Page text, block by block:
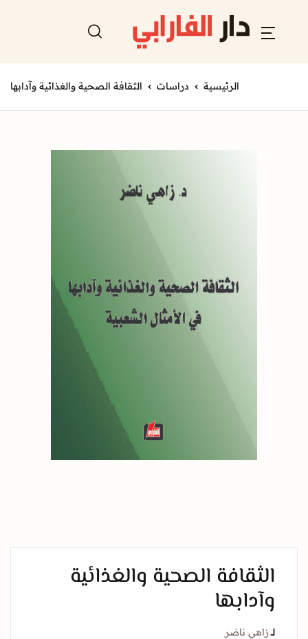
الرئيسية دراسات الثقافة الصحية والغذائية وآدابها
الثقافة الصحية والغذائية
وآدابها
لــزاهي ناضر